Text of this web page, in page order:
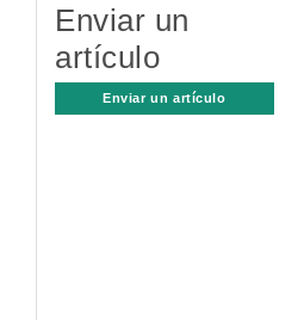
Enviar un
artículo
Enviar un artículo